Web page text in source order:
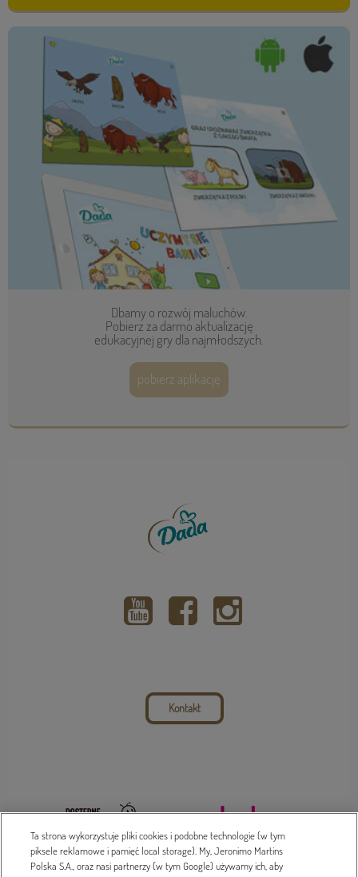
Dbamy o rozwój maluchów.
Pobierz za darmo aktualizację
edukacyjnej gry dla najmłodszych.
pobierz aplikację
Kontakt
Ta strona wykorzystuje pliki cookies i podobne technologie (w tym
piksele reklamowe i pamięć local storage). My, Jeronimo Martins
Polska S.A., oraz nasi partnerzy (w tym Google) używamy ich, aby